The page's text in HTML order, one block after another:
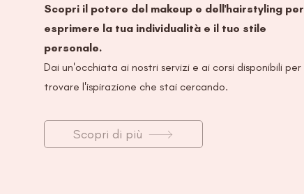
Scopri il potere del makeup e dell'hairstyling per
esprimere la tua individualità e il tuo stile
personale.
Dai un'occhiata ai nostri servizi e ai corsi disponibili per
trovare l'ispirazione che stai cercando.
Scopri di più